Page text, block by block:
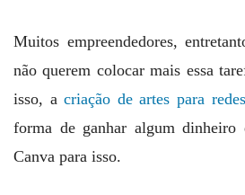
Muitos empreendedores,
não querem colocar mais essa
isso, acriação de artes para
forma de ganhar algum dinheiro
Canva para isso.